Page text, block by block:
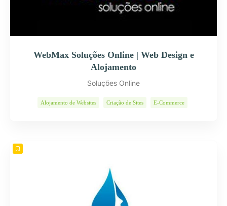
WebMax Soluções Online | Web Design e
Alojamento
Soluções Online
Alojamento de Websites Criação de Sites E-Commerce